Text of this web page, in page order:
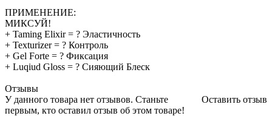
ПРИМЕНЕНИЕ:
МИКСУЙ!
+ Taming Elixir = ? Эластичность
+ Texturizer = ? Контроль
+ Gel Forte = ? Фиксация
+ Luqiud Gloss = ? Сияющий Блеск
Отзывы
Оставить отзыв
У данного товара нет отзывов. Станьте
первым, кто оставил отзыв об этом товаре!